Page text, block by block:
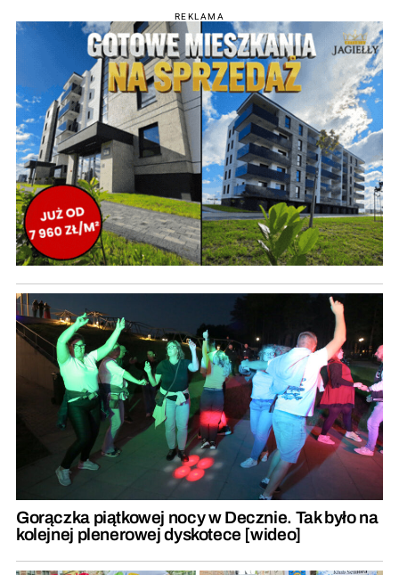
REKLAMA
Gorączka piątkowej nocy w Decznie. Tak było na
kolejnej plenerowej dyskotece [wideo]